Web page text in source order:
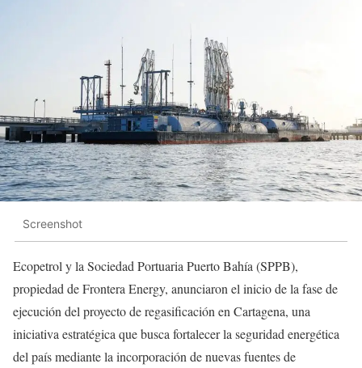
Screenshot
Ecopetrol y la Sociedad Portuaria Puerto Bahía (SPPB),
propiedad de Frontera Energy, anunciaron el inicio de la fase de
ejecución del proyecto de regasificación en Cartagena, una
iniciativa estratégica que busca fortalecer la seguridad energética
del país mediante la incorporación de nuevas fuentes de